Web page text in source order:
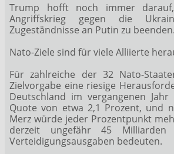
Trump hofft noch immer
Angriffskrieg gegen die
Zugeständnisse an Putin zu beenden.
Nato-Ziele sind für viele Alliierte
Für zahlreiche der 32 Nato-
Zielvorgabe eine riesige
Deutschland im vergangenen
Quote von etwa 2,1 Prozent, und
Merz würde jeder Prozentpunkt
derzeit ungefähr 45
Verteidigungsausgaben bedeuten.